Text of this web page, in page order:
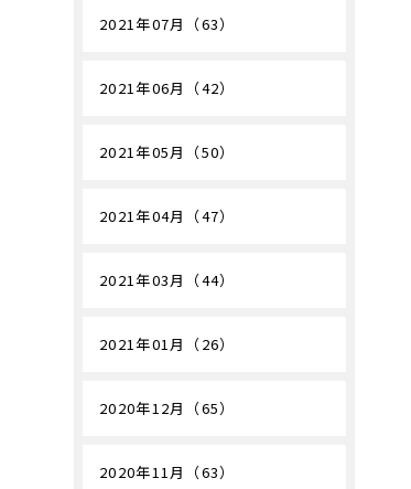
2021年07月（63）
2021年06月（42）
2021年05月（50）
2021年04月（47）
2021年03月（44）
2021年01月（26）
2020年12月（65）
2020年11月（63）